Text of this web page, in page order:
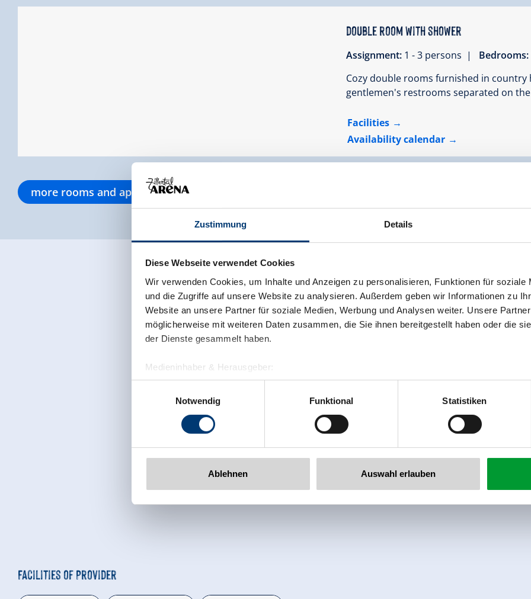
Zustimmung Details
Diese Webseite verwendet Cookies
Wir verwenden Cookies, um Inhalte und Anzeigen zu personalisieren, Funktionen für soziale
und die Zugriffe auf unsere Website zu analysieren. Außerdem geben wir Informationen zu
Website an unsere Partner für soziale Medien, Werbung und Analysen weiter. Unsere
möglicherweise mit weiteren Daten zusammen, die Sie ihnen bereitgestellt haben oder die
der Dienste gesammelt haben.
Medieninhaber & Herausgeber:
Zeller Bergbahnen Zillertal GmbH & Co KG
Rohr 23// A-6280 Zell am Ziller
www.zillertalarena.com
Notwendig
Funktional Statistiken
Ablehnen Auswahl erlauben
double room with shower
Assignment: 1 - 3 persons | Bedrooms:
Cozy double rooms furnished in
gentlemen's restrooms separated on
Facilities
Availability calendar
more rooms and apartments
Facilities of Provider